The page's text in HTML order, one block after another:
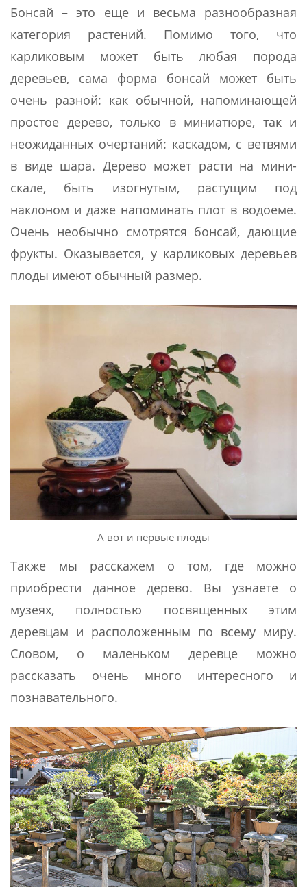
Бонсай – это еще и весьма разнообразная
категория растений. Помимо того, что
карликовым может быть любая порода
деревьев, сама форма бонсай может быть
очень разной: как обычной, напоминающей
простое дерево, только в миниатюре, так и
неожиданных очертаний: каскадом, с ветвями
в виде шара. Дерево может расти на мини-
скале, быть изогнутым, растущим под
наклоном и даже напоминать плот в водоеме.
Очень необычно смотрятся бонсай, дающие
фрукты. Оказывается, у карликовых деревьев
плоды имеют обычный размер.
А вот и первые плоды
Также мы расскажем о том, где можно
приобрести данное дерево. Вы узнаете о
музеях, полностью посвященных этим
деревцам и расположенным по всему миру.
Словом, о маленьком деревце можно
рассказать очень много интересного и
познавательного.